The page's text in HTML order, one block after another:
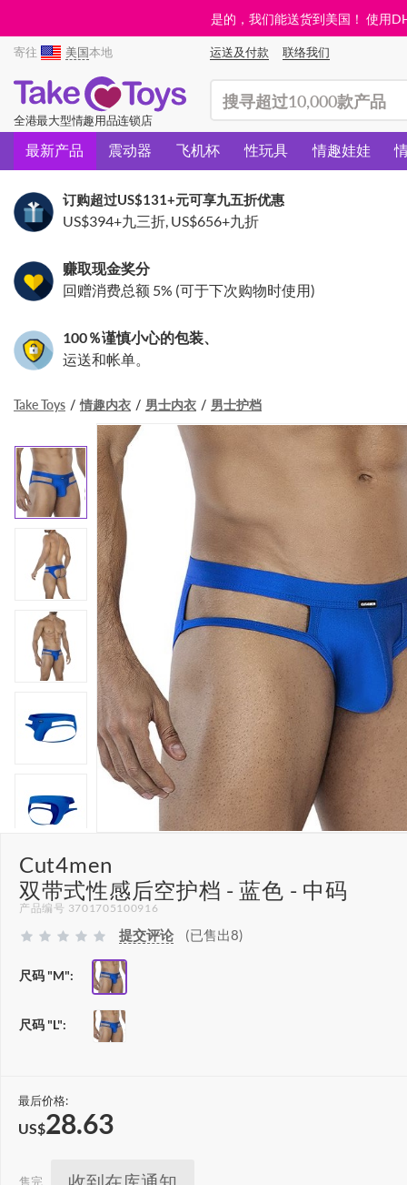
是的，我们能送货到美国！ 使用
寄往 美国本地 运送及付款 联络我们
全港最大型情趣用品连锁店
最新产品 震动器 飞机杯 性玩具 情趣娃娃
订购超过US$131+元可享九五折优惠
US$394+九三折, US$656+九折
赚取现金奖分
回赠消费总额 5% (可于下次购物时使用)
100％谨慎小心的包装、
运送和帐单。
Take Toys 情趣内衣 男士内衣 男士护档
Cut4men
双带式性感后空护档 - 蓝色 - 中码
产品编号 3701705100916
提交评论 (已售出8)
尺码 "M":
尺码 "L":
最后价格:
US$28.63
售完